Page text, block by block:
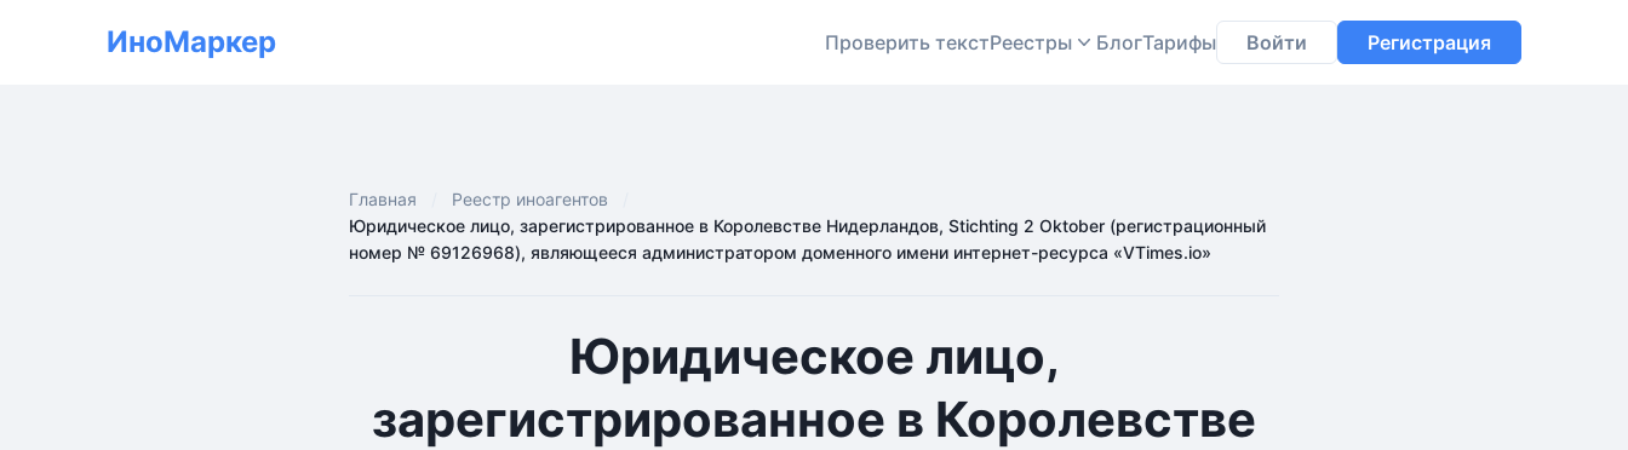
ИноМаркер Проверить текстРеестры БлогТарифы Войти Регистрация
Главная
Реестр иноагентов
Юридическое лицо, зарегистрированное в Королевстве Нидерландов, Stichting 2 Oktober (регистрационный
номер № 69126968), являющееся администратором доменного имени интернет-ресурса «VTimes.io»
Юридическое лицо,
зарегистрированное в Королевстве